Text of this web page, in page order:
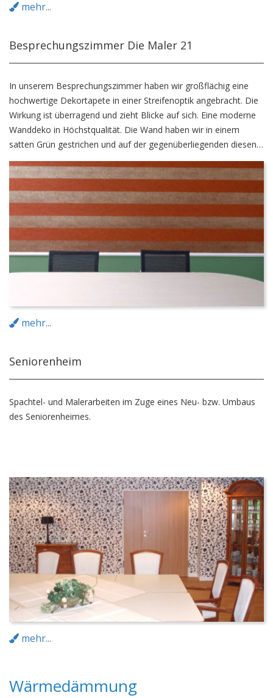
mehr...
Besprechungszimmer Die Maler 21
In unserem Besprechungszimmer haben wir großflächig eine
hochwertige Dekortapete in einer Streifenoptik angebracht. Die
Wirkung ist überragend und zieht Blicke auf sich. Eine moderne
Wanddeko in Höchstqualität. Die Wand haben wir in einem
satten Grün gestrichen und auf der gegenüberliegenden diesen
Farbton aufgegriffen und mit einer kreativen Wischtechnik
aufgepeppt. Lassen Sie sich inspirieren.
mehr...
Seniorenheim
Spachtel- und Malerarbeiten im Zuge eines Neu- bzw. Umbaus
des Seniorenheimes.
mehr...
Wärmedämmung